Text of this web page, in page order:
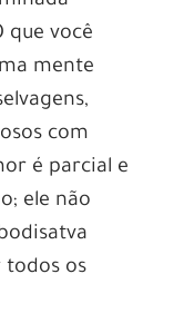
que você
mente
com
é parcial e
ele não
os